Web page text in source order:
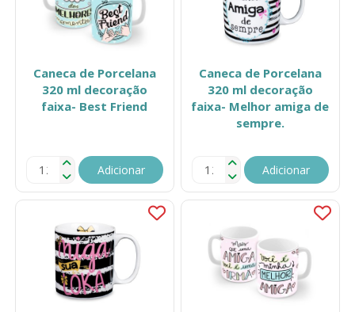
Caneca de Porcelana
320 ml decoração
faixa- Best Friend
Adicionar
Caneca de Porcelana
320 ml decoração
faixa- Melhor amiga de
sempre.
Adicionar